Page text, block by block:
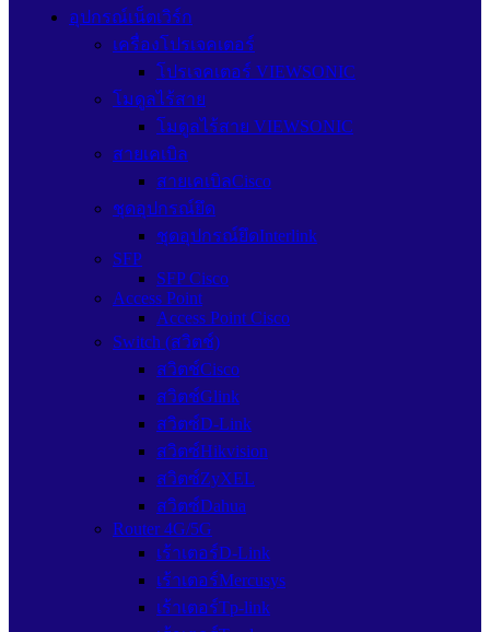
อุปกรณ์เน็ตเวิร์ก
เครื่องโปรเจคเตอร์
โปรเจคเตอร์ VIEWSONIC
โมดูลไร้สาย
โมดูลไร้สาย VIEWSONIC
สายเคเบิล
สายเคเบิลCisco
ชุดอุปกรณ์ยึด
ชุดอุปกรณ์ยึดInterlink
SFP
SFP Cisco
Access Point
Access Point Cisco
Switch (สวิตช์)
สวิตช์Cisco
สวิตช์Glink
สวิตซ์D-Link
สวิตซ์Hikvision
สวิตซ์ZyXEL
สวิตซ์Dahua
Router 4G/5G
เร้าเตอร์D-Link
เร้าเตอร์Mercusys
เร้าเตอร์Tp-link